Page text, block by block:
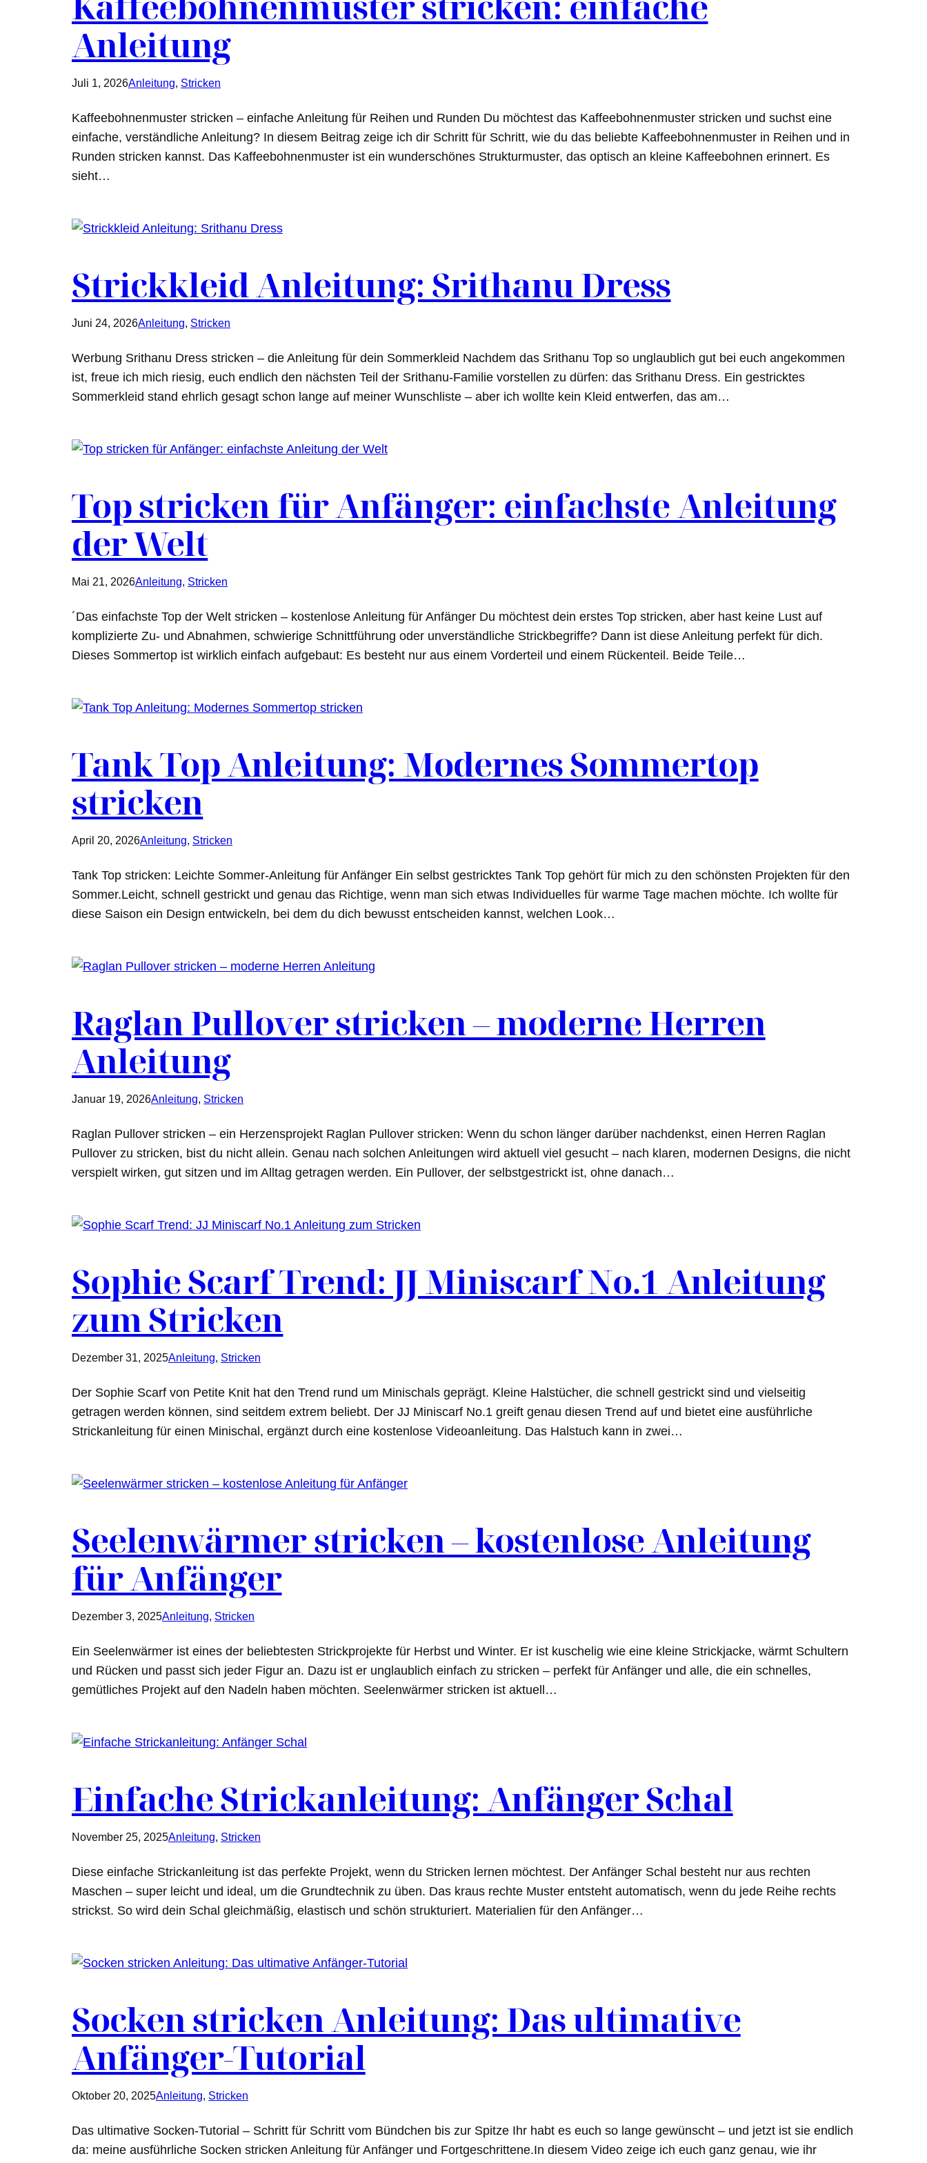
Anleitung
Juli 1, 2026Anleitung, Stricken
Kaffeebohnenmuster stricken – einfache Anleitung für Reihen und Runden Du möchtest das Kaffeebohnenmuster stricken und suchst eine
einfache, verständliche Anleitung? In diesem Beitrag zeige ich dir Schritt für Schritt, wie du das beliebte Kaffeebohnenmuster in Reihen und in
Runden stricken kannst. Das Kaffeebohnenmuster ist ein wunderschönes Strukturmuster, das optisch an kleine Kaffeebohnen erinnert. Es
sieht…
Strickkleid Anleitung: Srithanu Dress
Juni 24, 2026Anleitung, Stricken
Werbung Srithanu Dress stricken – die Anleitung für dein Sommerkleid Nachdem das Srithanu Top so unglaublich gut bei euch angekommen
ist, freue ich mich riesig, euch endlich den nächsten Teil der Srithanu-Familie vorstellen zu dürfen: das Srithanu Dress. Ein gestricktes
Sommerkleid stand ehrlich gesagt schon lange auf meiner Wunschliste – aber ich wollte kein Kleid entwerfen, das am…
Top stricken für Anfänger: einfachste Anleitung
der Welt
Mai 21, 2026Anleitung, Stricken
´Das einfachste Top der Welt stricken – kostenlose Anleitung für Anfänger Du möchtest dein erstes Top stricken, aber hast keine Lust auf
komplizierte Zu- und Abnahmen, schwierige Schnittführung oder unverständliche Strickbegriffe? Dann ist diese Anleitung perfekt für dich.
Dieses Sommertop ist wirklich einfach aufgebaut: Es besteht nur aus einem Vorderteil und einem Rückenteil. Beide Teile…
Tank Top Anleitung: Modernes Sommertop
stricken
April 20, 2026Anleitung, Stricken
Tank Top stricken: Leichte Sommer-Anleitung für Anfänger Ein selbst gestricktes Tank Top gehört für mich zu den schönsten Projekten für den
Sommer.Leicht, schnell gestrickt und genau das Richtige, wenn man sich etwas Individuelles für warme Tage machen möchte. Ich wollte für
diese Saison ein Design entwickeln, bei dem du dich bewusst entscheiden kannst, welchen Look…
Raglan Pullover stricken – moderne Herren
Anleitung
Januar 19, 2026Anleitung, Stricken
Raglan Pullover stricken – ein Herzensprojekt Raglan Pullover stricken: Wenn du schon länger darüber nachdenkst, einen Herren Raglan
Pullover zu stricken, bist du nicht allein. Genau nach solchen Anleitungen wird aktuell viel gesucht – nach klaren, modernen Designs, die nicht
verspielt wirken, gut sitzen und im Alltag getragen werden. Ein Pullover, der selbstgestrickt ist, ohne danach…
Sophie Scarf Trend: JJ Miniscarf No.1 Anleitung
zum Stricken
Dezember 31, 2025Anleitung, Stricken
Der Sophie Scarf von Petite Knit hat den Trend rund um Minischals geprägt. Kleine Halstücher, die schnell gestrickt sind und vielseitig
getragen werden können, sind seitdem extrem beliebt. Der JJ Miniscarf No.1 greift genau diesen Trend auf und bietet eine ausführliche
Strickanleitung für einen Minischal, ergänzt durch eine kostenlose Videoanleitung. Das Halstuch kann in zwei…
Seelenwärmer stricken – kostenlose Anleitung
für Anfänger
Dezember 3, 2025Anleitung, Stricken
Ein Seelenwärmer ist eines der beliebtesten Strickprojekte für Herbst und Winter. Er ist kuschelig wie eine kleine Strickjacke, wärmt Schultern
und Rücken und passt sich jeder Figur an. Dazu ist er unglaublich einfach zu stricken – perfekt für Anfänger und alle, die ein schnelles,
gemütliches Projekt auf den Nadeln haben möchten. Seelenwärmer stricken ist aktuell…
Einfache Strickanleitung: Anfänger Schal
November 25, 2025Anleitung, Stricken
Diese einfache Strickanleitung ist das perfekte Projekt, wenn du Stricken lernen möchtest. Der Anfänger Schal besteht nur aus rechten
Maschen – super leicht und ideal, um die Grundtechnik zu üben. Das kraus rechte Muster entsteht automatisch, wenn du jede Reihe rechts
strickst. So wird dein Schal gleichmäßig, elastisch und schön strukturiert. Materialien für den Anfänger…
Socken stricken Anleitung: Das ultimative
Anfänger-Tutorial
Oktober 20, 2025Anleitung, Stricken
Das ultimative Socken-Tutorial – Schritt für Schritt vom Bündchen bis zur Spitze Ihr habt es euch so lange gewünscht – und jetzt ist sie endlich
da: meine ausführliche Socken stricken Anleitung für Anfänger und Fortgeschrittene.In diesem Video zeige ich euch ganz genau, wie ihr